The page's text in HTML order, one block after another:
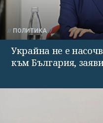
ПОЛИТИКА
Украйна не е
към България,